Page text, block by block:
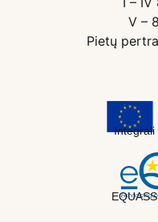
V –
Pietų
Integrali